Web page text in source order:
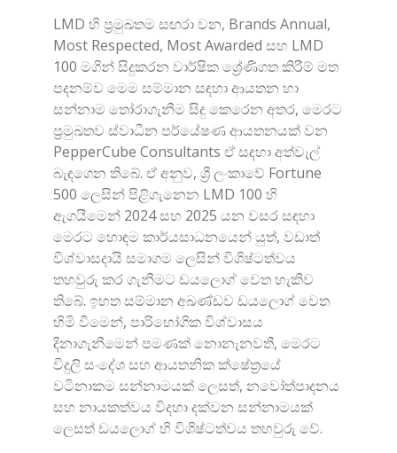
LMD හි ප්‍රමුඛතම සඟරා වන, Brands Annual,
Most Respected, Most Awarded සහ LMD
100 මගින් සිදුකරන වාර්ෂික ශ්‍රේණිගත කිරීම් මත
පදනම්ව මෙම සම්මාන සඳහා ආයතන හා
සන්නාම තෝරාගැනීම සිදු කෙරෙන අතර, මෙරට
ප්‍රමුඛතව ස්වාධීන පර්යේෂණ ආයතනයක් වන
PepperCube Consultants ඒ සඳහා අත්වැල්
බැඳගෙන තිබේ. ඒ අනුව, ශ්‍රී ලංකාවේ Fortune
500 ලෙසින් පිළිගැනෙන LMD 100 හි
ඇගයීමෙන් 2024 සහ 2025 යන වසර සඳහා
මෙරට හොඳම කාර්යසාධනයෙන් යුත්, වඩාත්
විශ්වාසදායි සමාගම ලෙසින් විශිෂ්ටත්වය
තහවුරු කර ගැනීමට ඩයලොග් වෙත හැකිව
තිබේ. ඉහත සම්මාන අඛණ්ඩව ඩයලොග් වෙත
හිමි වීමෙන්, පාරිභෝගික විශ්වාසය
දිනාගැනීමෙන් පමණක් නොනැනවතී, මෙරට
විදුලි සංදේශ සහ ආයතනික ක්ෂේත්‍රයේ
වටිනාකම සන්නාමයක් ලෙසත්, නවෝත්පාදනය
සහ නායකත්වය විදහා දක්වන සන්නාමයක්
ලෙසත් ඩයලොග් හි විශිෂ්ටත්වය තහවුරු වේ.